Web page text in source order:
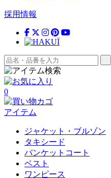
採用情報
0
アイテム
ジャケット・ブルゾン
タキシード
バンケットコート
ベスト
ワンピース